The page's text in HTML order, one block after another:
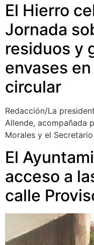
El Hierro
Jornada
residuos y
envases
circular
Redacción/La
Allende, acompañada
Morales y el
El
acceso a
calle